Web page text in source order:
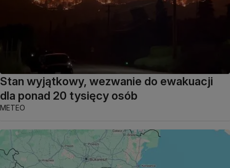
Stan wyjątkowy, wezwanie do ewakuacji
dla ponad 20 tysięcy osób
METEO